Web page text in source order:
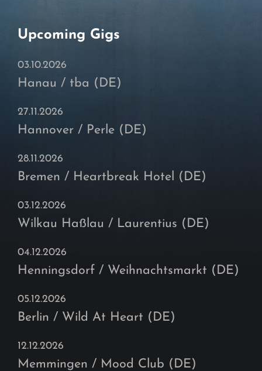
Upcoming Gigs
03.10.2026
Hanau / tba (DE)
27.11.2026
Hannover / Perle (DE)
28.11.2026
Bremen / Heartbreak Hotel (DE)
03.12.2026
Wilkau Haßlau / Laurentius (DE)
04.12.2026
Henningsdorf / Weihnachtsmarkt (DE)
05.12.2026
Berlin / Wild At Heart (DE)
12.12.2026
Memmingen / Mood Club (DE)